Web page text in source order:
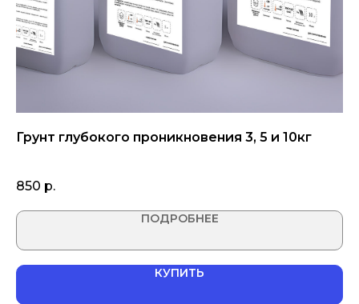
Грунт глубокого проникновения 3, 5 и 10кг
850 р.
ПОДРОБНЕЕ
КУПИТЬ